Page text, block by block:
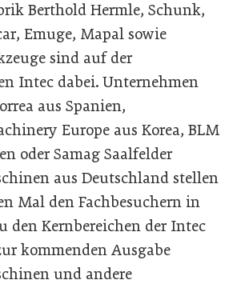
Berthold Hermle, Schunk,
Emuge, Mapal sowie
sind auf der
Intec dabei. Unternehmen
aus Spanien,
Europe aus Korea, BLM
oder Samag Saalfelder
aus Deutschland stellen
Mal den Fachbesuchern in
den Kernbereichen der Intec
kommenden Ausgabe
und andere